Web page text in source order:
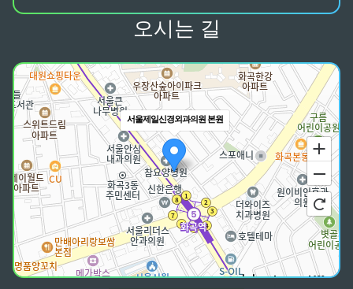
오시는 길
서울제일신경외과의원 본원
100m